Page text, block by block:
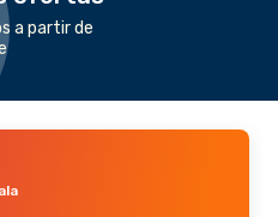
a partir de